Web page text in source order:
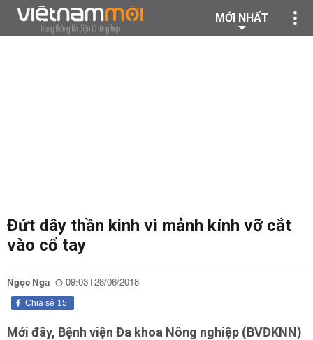
MỚI NHẤT
Đứt dây thần kinh vì mảnh kính vỡ cắt
vào cổ tay
Ngọc Nga 09:03 | 28/06/2018
15
Chia sẻ
Mới đây, Bệnh viện Đa khoa Nông nghiệp (BVĐKNN)